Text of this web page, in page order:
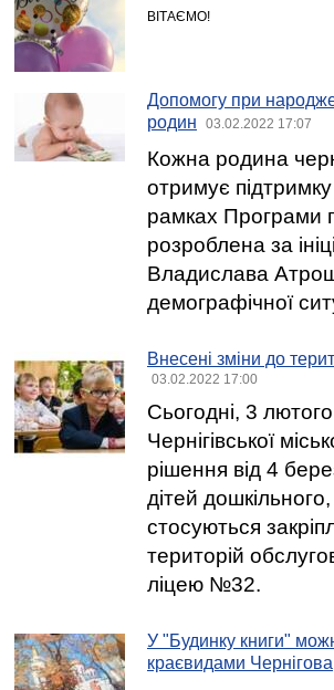
ВІТАЄМО!
Допомогу при
родин
03.02.2022 17:07
Кожна родина
отримує
рамках Програми
розроблена за
Владислава
демографічної
Внесені зміни до
03.02.2022 17:00
Сьогодні, 3
Чернігівської
рішення від 4
дітей дошкільного,
стосуються
територій
ліцею №32.
У "Будинку книги"
краєвидами Чернігова